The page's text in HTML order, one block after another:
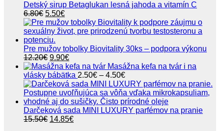
Detský sirup Betaglukan lesná jahoda a vitamín C
6.80€ Pôvodná
cena
bola:
6.80€.
5.50€Aktuálna
cena
je:
Pre mužov tobolky Biovitality 30ks – podpora výkonu
12.20€ Pôvodná
cena
bola:
12.20€.
9.90€Aktuálna
cena
je:
9.90€.
Masážna kefa na tvár i na
vlásky bábätka 2.50€ – 4.50€Price
range:
2.50€
through
4.50€
Darčeková sada MINI LUXURY parfémov na pranie
15.50€ Pôvodná
14.85€Aktuálna